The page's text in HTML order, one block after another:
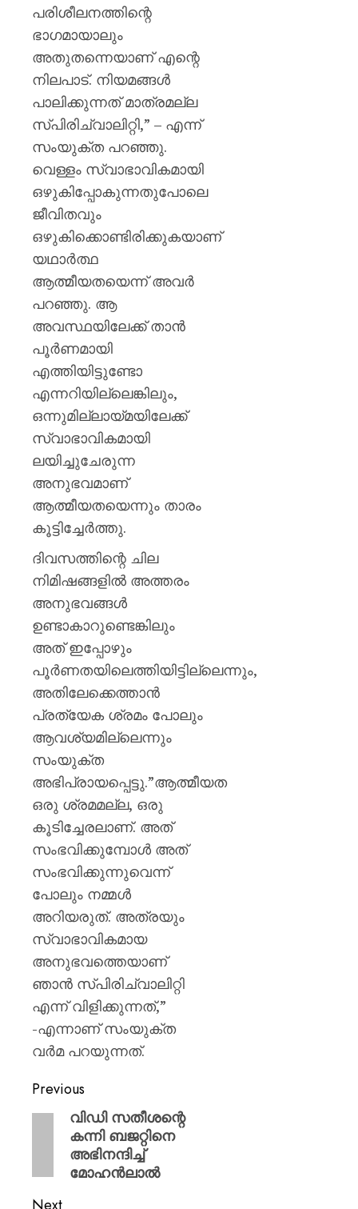
പരിശീലനത്തിന്റെ
ഭാഗമായാലും
അതുതന്നെയാണ് എന്റെ
നിലപാട്. നിയമങ്ങൾ
പാലിക്കുന്നത് മാത്രമല്ല
സ്പിരിച്വാലിറ്റി,” – എന്ന്
സംയുക്ത പറഞ്ഞു.
വെള്ളം സ്വാഭാവികമായി
ഒഴുകിപ്പോകുന്നതുപോലെ
ജീവിതവും
ഒഴുകിക്കൊണ്ടിരിക്കുകയാണ്
യഥാർത്ഥ
ആത്മീയതയെന്ന് അവർ
പറഞ്ഞു. ആ
അവസ്ഥയിലേക്ക് താൻ
പൂർണമായി
എത്തിയിട്ടുണ്ടോ
എന്നറിയില്ലെങ്കിലും,
ഒന്നുമില്ലായ്മയിലേക്ക്
സ്വാഭാവികമായി
ലയിച്ചുചേരുന്ന
അനുഭവമാണ്
ആത്മീയതയെന്നും താരം
കൂട്ടിച്ചേർത്തു.
ദിവസത്തിന്റെ ചില
നിമിഷങ്ങളിൽ അത്തരം
അനുഭവങ്ങൾ
ഉണ്ടാകാറുണ്ടെങ്കിലും
അത് ഇപ്പോഴും
പൂർണതയിലെത്തിയിട്ടില്ലെന്നും,
അതിലേക്കെത്താൻ
പ്രത്യേക ശ്രമം പോലും
ആവശ്യമില്ലെന്നും
സംയുക്ത
അഭിപ്രായപ്പെട്ടു.”ആത്മീയത
ഒരു ശ്രമമല്ല, ഒരു
കൂടിച്ചേരലാണ്. അത്
സംഭവിക്കുമ്പോൾ അത്
സംഭവിക്കുന്നുവെന്ന്
പോലും നമ്മൾ
അറിയരുത്. അത്രയും
സ്വാഭാവികമായ
അനുഭവത്തെയാണ്
ഞാൻ സ്പിരിച്വാലിറ്റി
എന്ന് വിളിക്കുന്നത്,”
-എന്നാണ് സംയുക്ത
വർമ പറയുന്നത്.
Previous
വിഡി സതീശന്റെ
കന്നി ബജറ്റിനെ
അഭിനന്ദിച്ച്
മോഹൻലാൽ